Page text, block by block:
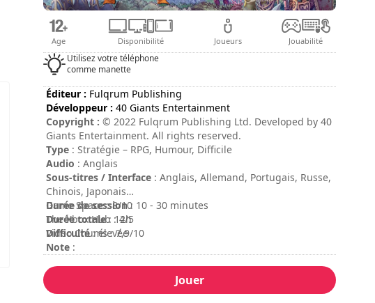
Age Disponibilité Joueurs Jouabilité
Utilisez votre téléphone
comme manette
Éditeur : Fulqrum Publishing
Développeur : 40 Giants Entertainment
Copyright : © 2022 Fulqrum Publishing Ltd. Developed by 40
Giants Entertainment. All rights reserved.
Type : Stratégie – RPG, Humour, Difficile
Audio : Anglais
Sous-titres / Interface : Anglais, Allemand, Portugais, Russe,
Chinois, Japonais
Durée de session: 10 - 30 minutes
Durée totale: 12h
Difficulté: élevée
Note :
Game Space : 8/10
The Xbox Hub : 4/5
Video Chums : 7,9/10
Jouer